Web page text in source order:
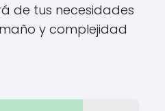
de tus necesidades
y complejidad